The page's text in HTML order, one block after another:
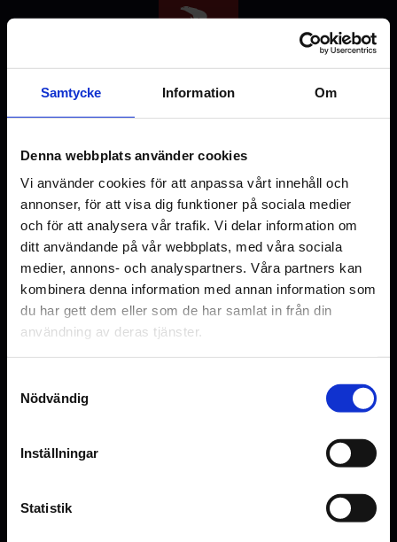
Samtycke Information Om
Denna webbplats använder cookies
Vi använder cookies för att anpassa vårt innehåll och
annonser, för att visa dig funktioner på sociala medier
och för att analysera vår trafik. Vi delar information om
ditt användande på vår webbplats, med våra sociala
medier, annons- och analyspartners. Våra partners kan
kombinera denna information med annan information som
du har gett dem eller som de har samlat in från din
användning av deras tjänster.
Nödvändig
Inställningar
Statistik
Välj stad
Malmö Uppsala